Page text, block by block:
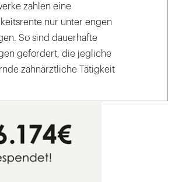
zahlen eine
nur unter engen
So sind dauerhafte
gefordert, die jegliche
zahnärztliche Tätigkeit